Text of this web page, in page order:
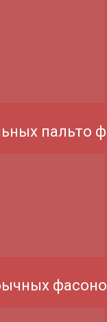
пальто